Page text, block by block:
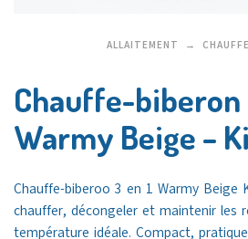
ALLAITEMENT
Chauffe-biberon
Warmy Beige –
Chauffe-biberoo 3 en 1 Warmy Beige
chauffer, décongeler et maintenir les
température idéale. Compact,